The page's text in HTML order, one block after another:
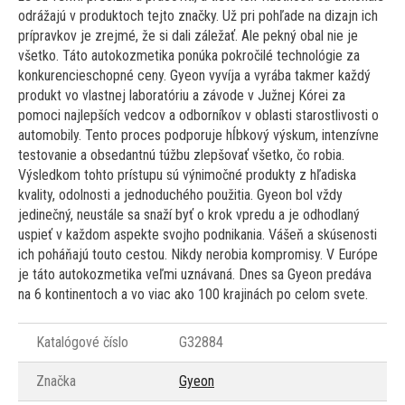
odrážajú v produktoch tejto značky. Už pri pohľade na dizajn ich
prípravkov je zrejmé, že si dali záležať. Ale pekný obal nie je
všetko. Táto autokozmetika ponúka pokročilé technológie za
konkurencieschopné ceny. Gyeon vyvíja a vyrába takmer každý
produkt vo vlastnej laboratóriu a závode v Južnej Kórei za
pomoci najlepších vedcov a odborníkov v oblasti starostlivosti o
automobily. Tento proces podporuje hĺbkový výskum, intenzívne
testovanie a obsedantnú túžbu zlepšovať všetko, čo robia.
Výsledkom tohto prístupu sú výnimočné produkty z hľadiska
kvality, odolnosti a jednoduchého použitia. Gyeon bol vždy
jedinečný, neustále sa snaží byť o krok vpredu a je odhodlaný
uspieť v každom aspekte svojho podnikania. Vášeň a skúsenosti
ich poháňajú touto cestou. Nikdy nerobia kompromisy. V Európe
je táto autokozmetika veľmi uznávaná. Dnes sa Gyeon predáva
na 6 kontinentoch a vo viac ako 100 krajinách po celom svete.
Katalógové číslo G32884
Značka Gyeon